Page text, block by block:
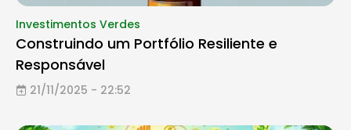
Investimentos Verdes
Construindo um Portfólio Resiliente e
Responsável
21/11/2025 - 22:52